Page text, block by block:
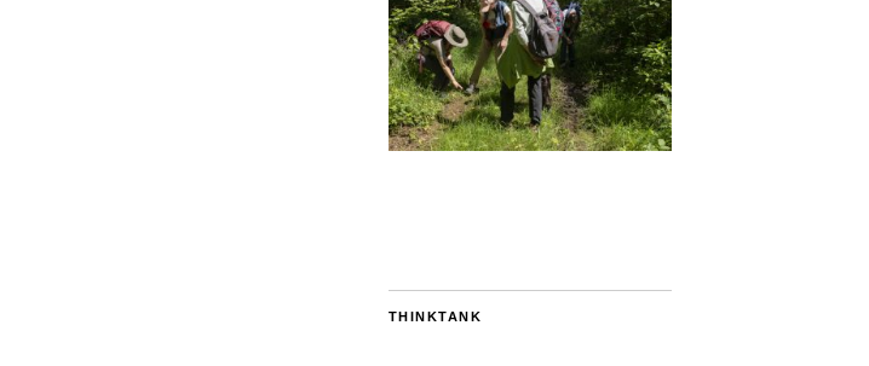
THINKTANK